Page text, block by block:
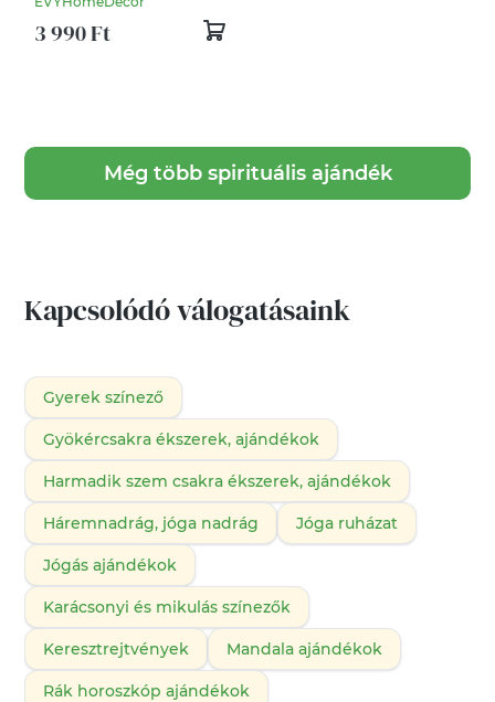
huzat+belső párna,
3 990 Ft
Még több spirituális ajándék
Kapcsolódó válogatásaink
Gyerek színező
Gyökércsakra ékszerek, ajándékok
Harmadik szem csakra ékszerek, ajándékok
Háremnadrág, jóga nadrág Jóga ruházat
Jógás ajándékok
Karácsonyi és mikulás színezők
Keresztrejtvények Mandala ajándékok
Rák horoszkóp ajándékok